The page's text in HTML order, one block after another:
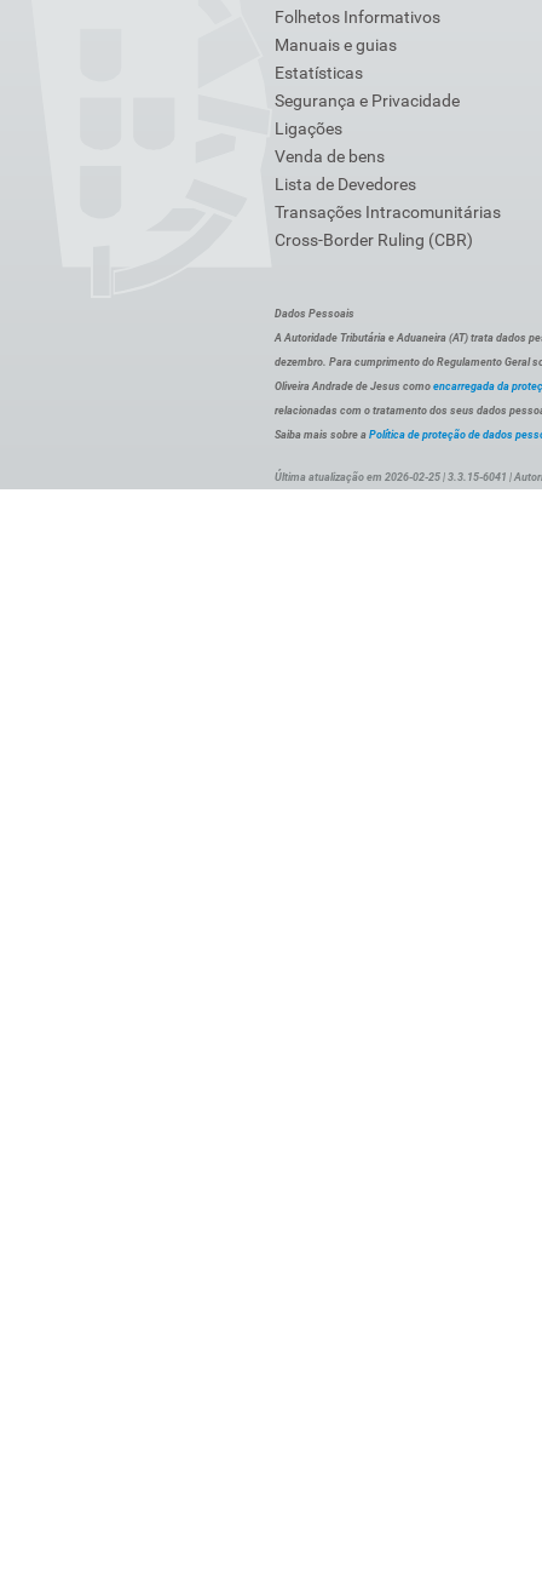
Folhetos Informativos
Manuais e guias
Estatísticas
Segurança e Privacidade
Ligações
Venda de bens
Lista de Devedores
Transações Intracomunitárias
Cross-Border Ruling (CBR)
Dados Pessoais
A Autoridade Tributária e Aduaneira (AT) trata dados
dezembro. Para cumprimento do Regulamento Geral
Oliveira Andrade de Jesus como encarregada da
relacionadas com o tratamento dos seus dados
Saiba mais sobre a Política de proteção de dados
Última atualização em 2026-02-25 | 3.3.15-6041 |